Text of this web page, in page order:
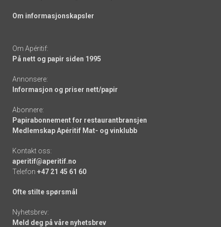
Om informasjonskapsler
Om Apéritif:
På nett og papir siden 1995
Annonsere:
Informasjon og priser nett/papir
Abonnere:
Papirabonnement for restaurantbransjen
Medlemskap Apéritif Mat- og vinklubb
Kontakt oss:
aperitif@aperitif.no
Telefon +47 21 45 61 60
Ofte stilte spørsmål
Nyhetsbrev:
Meld deg på våre nyhetsbrev